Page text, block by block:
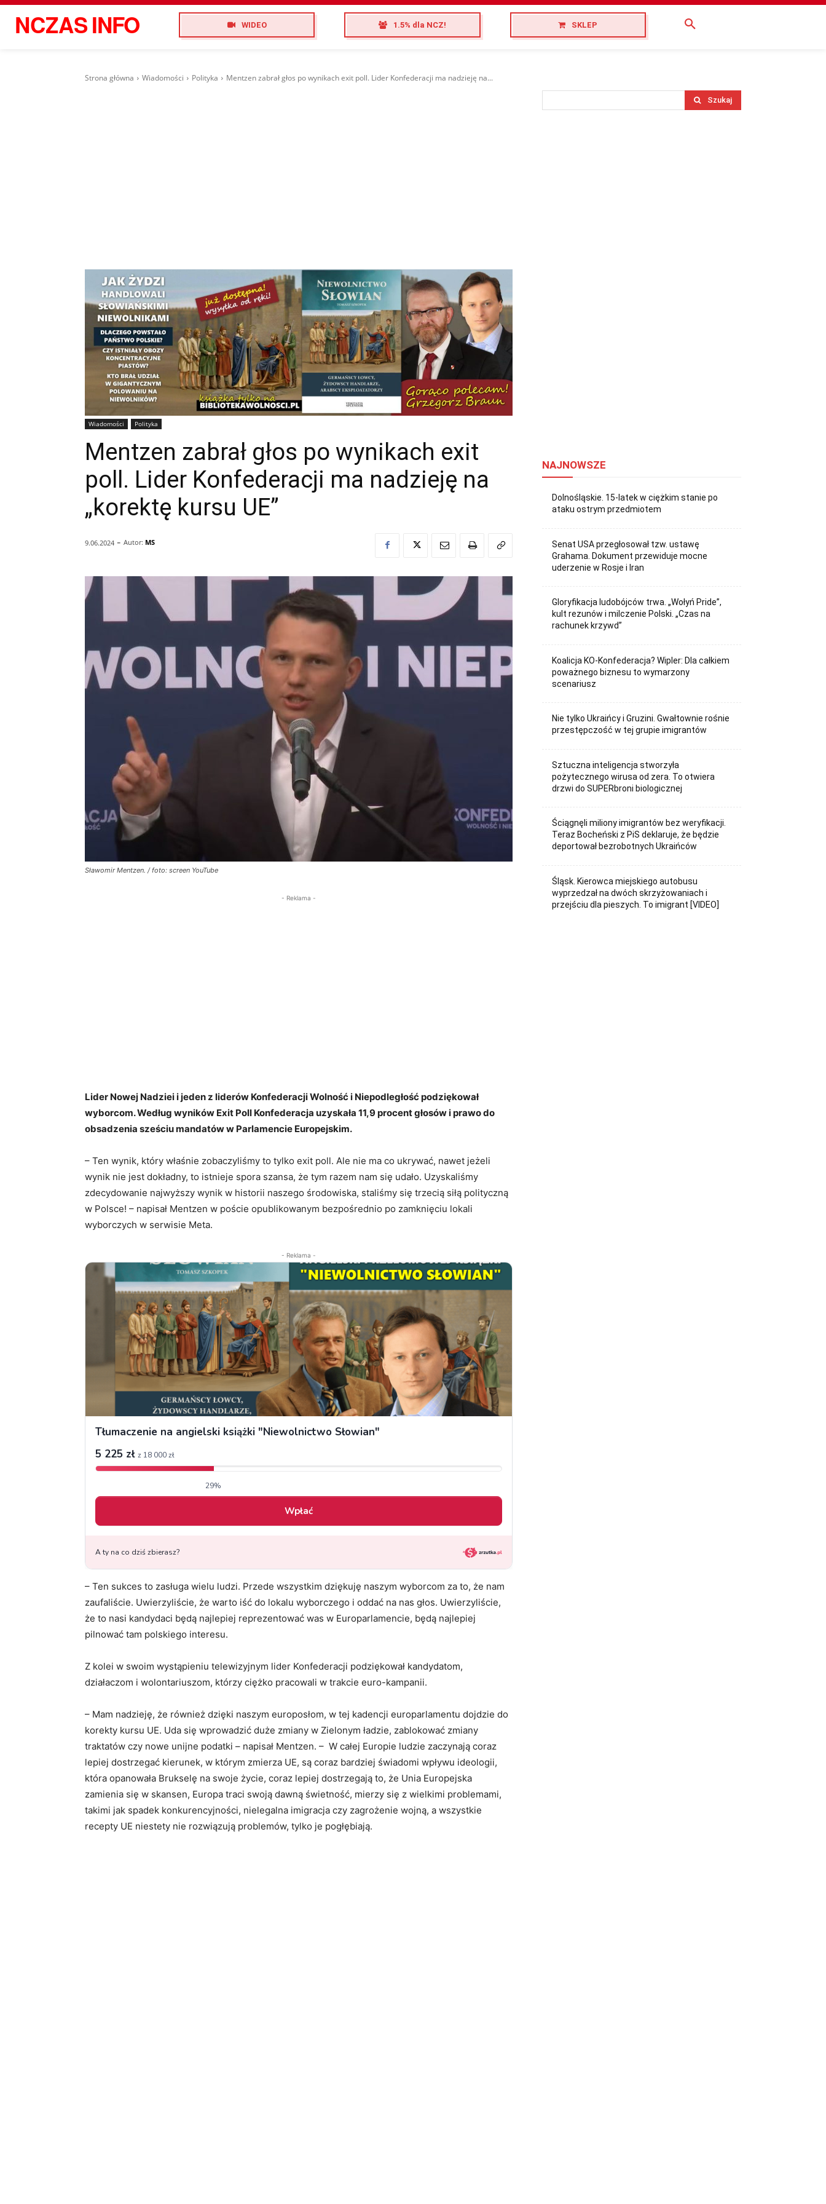
NCZASINFO WIDEO 1.5% dla NCZ! SKLEP
Strona główna Wiadomości Polityka Mentzen zabrał głos po wynikach exit poll. Lider Konfederacji ma nadzieję na...
Wiadomości Polityka
Mentzen zabrał głos po wynikach exit
poll. Lider Konfederacji ma nadzieję na
„korektę kursu UE”
9.06.2024 - Autor: MS
Sławomir Mentzen. / foto: screen YouTube
- Reklama -
Lider Nowej Nadziei i jeden z liderów Konfederacji Wolność i Niepodległość podziękował
wyborcom. Według wyników Exit Poll Konfederacja uzyskała 11,9 procent głosów i prawo do
obsadzenia sześciu mandatów w Parlamencie Europejskim.
– Ten wynik, który właśnie zobaczyliśmy to tylko exit poll. Ale nie ma co ukrywać, nawet jeżeli
wynik nie jest dokładny, to istnieje spora szansa, że tym razem nam się udało. Uzyskaliśmy
zdecydowanie najwyższy wynik w historii naszego środowiska, staliśmy się trzecią siłą polityczną
w Polsce! – napisał Mentzen w poście opublikowanym bezpośrednio po zamknięciu lokali
wyborczych w serwisie Meta.
- Reklama -
– Ten sukces to zasługa wielu ludzi. Przede wszystkim dziękuję naszym wyborcom za to, że nam
zaufaliście. Uwierzyliście, że warto iść do lokalu wyborczego i oddać na nas głos. Uwierzyliście,
że to nasi kandydaci będą najlepiej reprezentować was w Europarlamencie, będą najlepiej
pilnować tam polskiego interesu.
Z kolei w swoim wystąpieniu telewizyjnym lider Konfederacji podziękował kandydatom,
działaczom i wolontariuszom, którzy ciężko pracowali w trakcie euro-kampanii.
– Mam nadzieję, że również dzięki naszym europosłom, w tej kadencji europarlamentu dojdzie do
korekty kursu UE. Uda się wprowadzić duże zmiany w Zielonym ładzie, zablokować zmiany
traktatów czy nowe unijne podatki – napisał Mentzen. – W całej Europie ludzie zaczynają coraz
lepiej dostrzegać kierunek, w którym zmierza UE, są coraz bardziej świadomi wpływu ideologii,
która opanowała Brukselę na swoje życie, coraz lepiej dostrzegają to, że Unia Europejska
zamienia się w skansen, Europa traci swoją dawną świetność, mierzy się z wielkimi problemami,
takimi jak spadek konkurencyjności, nielegalna imigracja czy zagrożenie wojną, a wszystkie
recepty UE niestety nie rozwiązują problemów, tylko je pogłębiają.
Szukaj
NAJNOWSZE
Dolnośląskie. 15-latek w ciężkim stanie po
ataku ostrym przedmiotem
Senat USA przegłosował tzw. ustawę
Grahama. Dokument przewiduje mocne
uderzenie w Rosje i Iran
Gloryfikacja ludobójców trwa. „Wołyń Pride”,
kult rezunów i milczenie Polski. „Czas na
rachunek krzywd”
Koalicja KO-Konfederacja? Wipler: Dla całkiem
poważnego biznesu to wymarzony
scenariusz
Nie tylko Ukraińcy i Gruzini. Gwałtownie rośnie
przestępczość w tej grupie imigrantów
Sztuczna inteligencja stworzyła
pożytecznego wirusa od zera. To otwiera
drzwi do SUPERbroni biologicznej
Ściągnęli miliony imigrantów bez weryfikacji.
Teraz Bocheński z PiS deklaruje, że będzie
deportował bezrobotnych Ukraińców
Śląsk. Kierowca miejskiego autobusu
wyprzedzał na dwóch skrzyżowaniach i
przejściu dla pieszych. To imigrant [VIDEO]